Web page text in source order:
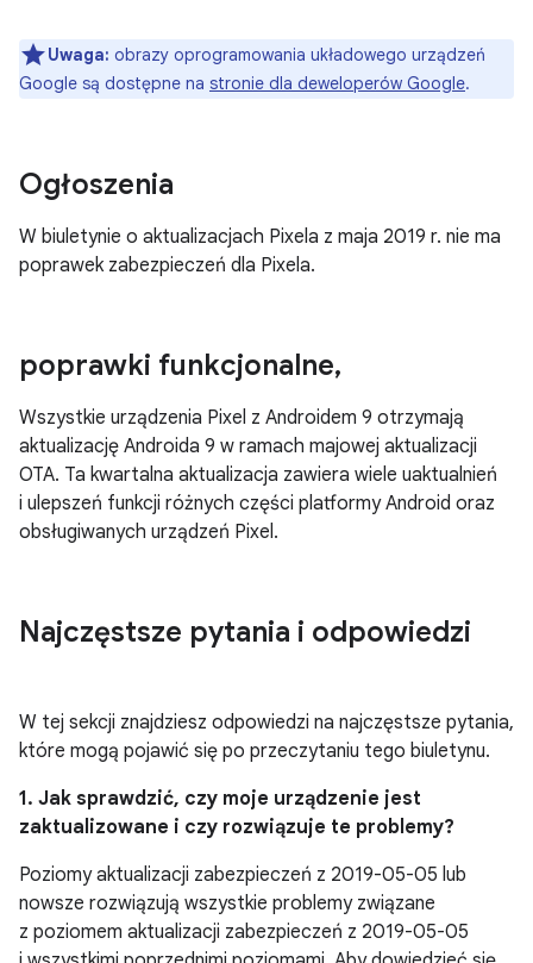
Uwaga: obrazy oprogramowania układowego urządzeń
Google są dostępne na stronie dla deweloperów Google.
Ogłoszenia
W biuletynie o aktualizacjach Pixela z maja 2019 r. nie ma
poprawek zabezpieczeń dla Pixela.
poprawki funkcjonalne,
Wszystkie urządzenia Pixel z Androidem 9 otrzymają
aktualizację Androida 9 w ramach majowej aktualizacji
OTA. Ta kwartalna aktualizacja zawiera wiele uaktualnień
i ulepszeń funkcji różnych części platformy Android oraz
obsługiwanych urządzeń Pixel.
Najczęstsze pytania i odpowiedzi
W tej sekcji znajdziesz odpowiedzi na najczęstsze pytania,
które mogą pojawić się po przeczytaniu tego biuletynu.
1. Jak sprawdzić, czy moje urządzenie jest
zaktualizowane i czy rozwiązuje te problemy?
Poziomy aktualizacji zabezpieczeń z 2019-05-05 lub
nowsze rozwiązują wszystkie problemy związane
z poziomem aktualizacji zabezpieczeń z 2019-05-05